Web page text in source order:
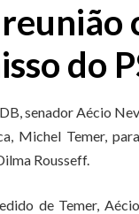
do
senador Aécio
Michel Temer,
Rousseff.
de Temer,